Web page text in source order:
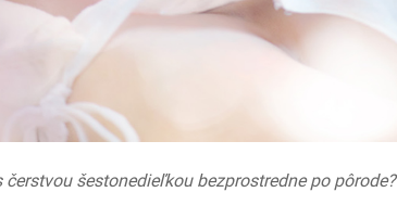
čerstvou šestonedieľkou bezprostredne po pôrode?